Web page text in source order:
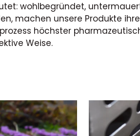
wohlbegründet,
machen unsere Produkte
höchster
Weise.